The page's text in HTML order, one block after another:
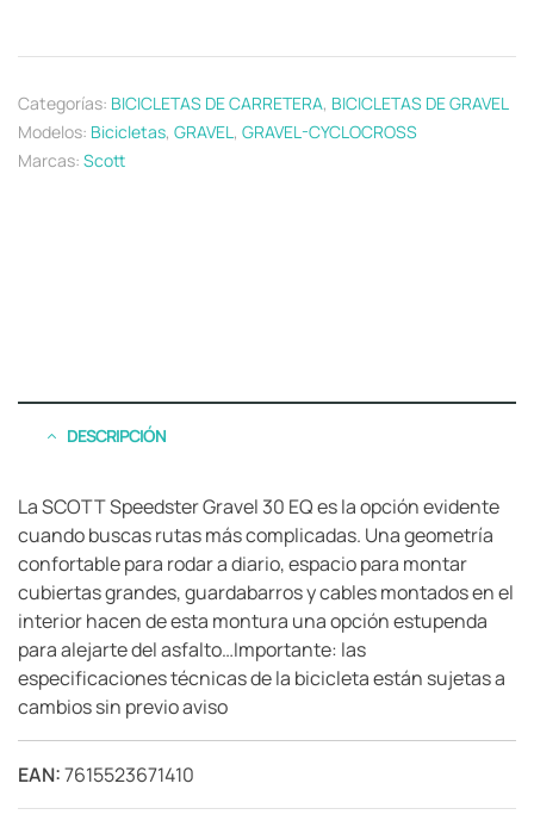
Categorías: BICICLETAS DE CARRETERA, BICICLETAS DE GRAVEL
Modelos: Bicicletas, GRAVEL , GRAVEL-CYCLOCROSS
Marcas: Scott
DESCRIPCIÓN
La SCOTT Speedster Gravel 30 EQ es la opción evidente
cuando buscas rutas más complicadas. Una geometría
confortable para rodar a diario, espacio para montar
cubiertas grandes, guardabarros y cables montados en el
interior hacen de esta montura una opción estupenda
para alejarte del asfalto…Importante: las
especificaciones técnicas de la bicicleta están sujetas a
cambios sin previo aviso
EAN:7615523671410